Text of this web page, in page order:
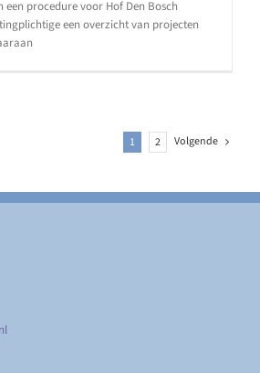
een procedure voor Hof Den Bosch
een overzicht van projecten
1 2 Volgende